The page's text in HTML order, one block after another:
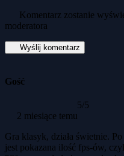
Komentarz zostanie
moderatora
Wyślij komentarz
Gość
5/5
2 miesiące temu
Gra klasyk, działa świetnie.
jest pokazana ilość fps-ów,